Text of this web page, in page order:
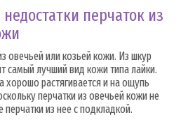
перчаток из
овечьей или козьей кожи. Из шкур
самый лучший вид кожи типа лайки.
хорошо растягивается и на ощупь
перчатки из овечьей кожи не
перчатки из нее с подкладкой.